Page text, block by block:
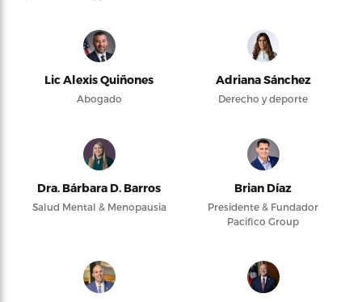
Lic Alexis Quiñones
Abogado
Adriana Sánchez
Derecho y deporte
Dra. Bárbara D. Barros
Salud Mental & Menopausia
Brian Díaz
Presidente & Fundador
Pacifico Group